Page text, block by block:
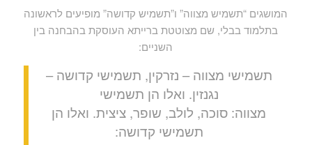
המושגים “תשמיש מצווה” ו”תשמיש קדושה” מופיעים לראשונה
בתלמוד בבלי, שם מצוטטת ברייתא העוסקת בהבחנה בין
השניים:
תשמישי מצווה – נזרקין, תשמישי קדושה –
נגנזין. ואלו הן תשמישי
מצווה: סוכה, לולב, שופר, ציצית. ואלו הן
תשמישי קדושה: